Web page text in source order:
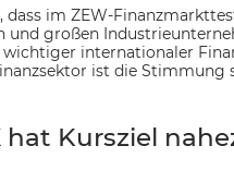
dass im ZEW-
und großen
internationaler
ist die
hat Kursziel